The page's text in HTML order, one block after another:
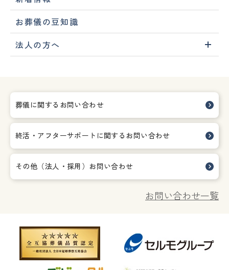
お葬儀の豆知識
法人の方へ
葬儀に関するお問い合わせ
終活・アフターサポートに関する お問い合わせ
その他（法人・採用）お問い合わせ
お問い合わせ一覧